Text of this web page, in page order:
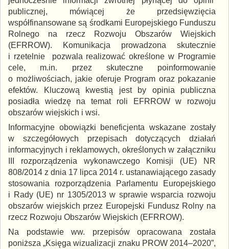
publicznej, mówiącej że przedsięwzięcia
współfinansowane są środkami Europejskiego Funduszu
Rolnego na rzecz Rozwoju Obszarów Wiejskich
(EFRROW). Komunikacja prowadzona skutecznie
i rzetelnie pozwala realizować określone w Programie
cele, m.in. przez skuteczne poinformowanie
o możliwościach, jakie oferuje Program oraz pokazanie
efektów. Kluczową kwestią jest by opinia publiczna
posiadła wiedzę na temat roli EFRROW w rozwoju
obszarów wiejskich i wsi.
Informacyjne obowiązki beneficjenta wskazane zostały
w szczegółowych przepisach dotyczących działań
informacyjnych i reklamowych, określonych w załączniku
III rozporządzenia wykonawczego Komisji (UE) NR
808/2014 z dnia 17 lipca 2014 r. ustanawiającego zasady
stosowania rozporządzenia Parlamentu Europejskiego
i Rady (UE) nr 1305/2013 w sprawie wsparcia rozwoju
obszarów wiejskich przez Europejski Fundusz Rolny na
rzecz Rozwoju Obszarów Wiejskich (EFRROW).
Na podstawie ww. przepisów opracowana została
poniższa „Księga wizualizacji znaku PROW 2014–2020”,